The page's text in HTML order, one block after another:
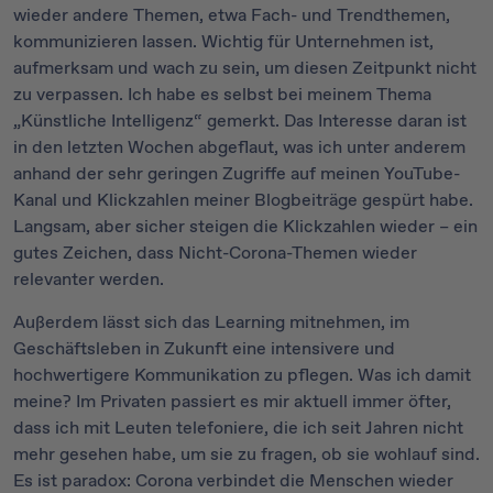
wieder andere Themen, etwa Fach- und Trendthemen,
kommunizieren lassen. Wichtig für Unternehmen ist,
aufmerksam und wach zu sein, um diesen Zeitpunkt nicht
zu verpassen. Ich habe es selbst bei meinem Thema
„Künstliche Intelligenz“ gemerkt. Das Interesse daran ist
in den letzten Wochen abgeflaut, was ich unter anderem
anhand der sehr geringen Zugriffe auf meinen YouTube-
Kanal und Klickzahlen meiner Blogbeiträge gespürt habe.
Langsam, aber sicher steigen die Klickzahlen wieder – ein
gutes Zeichen, dass Nicht-Corona-Themen wieder
relevanter werden.
Außerdem lässt sich das Learning mitnehmen, im
Geschäftsleben in Zukunft eine intensivere und
hochwertigere Kommunikation zu pflegen. Was ich damit
meine? Im Privaten passiert es mir aktuell immer öfter,
dass ich mit Leuten telefoniere, die ich seit Jahren nicht
mehr gesehen habe, um sie zu fragen, ob sie wohlauf sind.
Es ist paradox: Corona verbindet die Menschen wieder